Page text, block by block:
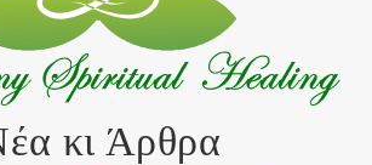
κι Άρθρα